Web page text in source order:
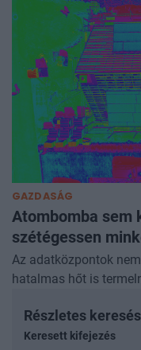
GAZDASÁG
Atombomba sem
szétégessen
Az adatközpontok
hatalmas hőt is
Részletes keresés
Keresett kifejezés